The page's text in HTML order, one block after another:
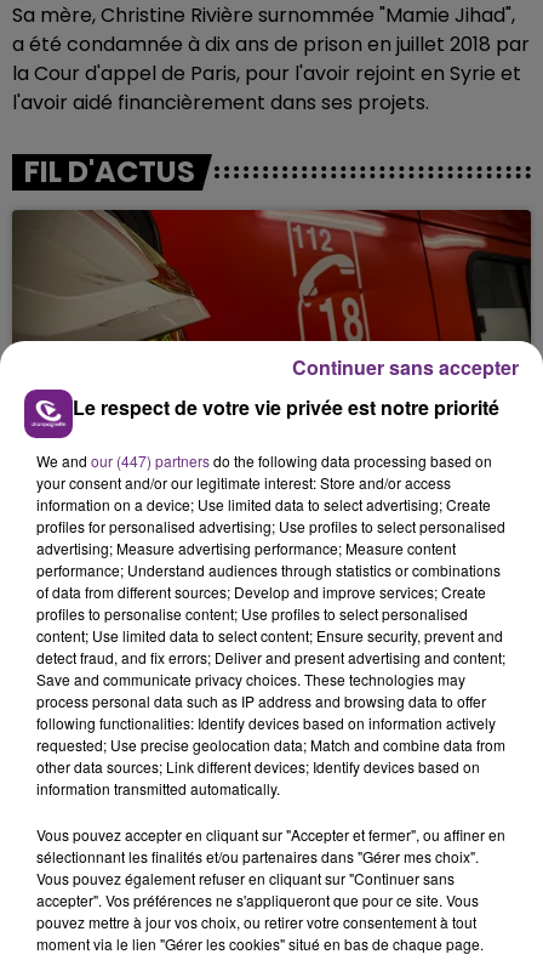
Sa mère, Christine Rivière surnommée "Mamie Jihad",
a été condamnée à dix ans de prison en juillet 2018 par
la Cour d'appel de Paris, pour l'avoir rejoint en Syrie et
l'avoir aidé financièrement dans ses projets.
FIL D'ACTUS
UN FEU DE REMORQUE BLOQUE LA
CIRCULATION DANS LES ARDENNES
Un feu de remorque s'est déclaré ce mercredi en
fin de matinée sur l'A34.
VENEZ FÊTER CE WEEK-END
L'ANNIVERSAIRE DE WOINIC
Ce samedi 8 août sera un grand jour :
l'anniversaire du plus gros sanglier du monde.
Une fête est donc organisée et vous êtes tous
conviés !
TITRES DIFFUSÉS
14h37
14h37 14h33
14h33
Le respect de votre vie privée est notre priorité
We and our (447) partnersdo the following data processing based on
your consent and/or our legitimate interest: Store and/or access
information on a device; Use limited data to select advertising; Create
profiles for personalised advertising; Use profiles to select personalised
advertising; Measure advertising performance; Measure content
performance; Understand audiences through statistics or combinations
of data from different sources; Develop and improve services; Create
profiles to personalise content; Use profiles to select personalised
content; Use limited data to select content; Ensure security, prevent and
detect fraud, and fix errors; Deliver and present advertising and content;
Save and communicate privacy choices. These technologies may
process personal data such as IP address and browsing data to offer
following functionalities: Identify devices based on information actively
requested; Use precise geolocation data; Match and combine data from
other data sources; Link different devices; Identify devices based on
information transmitted automatically.
Vous pouvez accepter en cliquant sur "Accepter et fermer", ou affiner en
sélectionnant les finalités et/ou partenaires dans "Gérer mes choix".
Vous pouvez également refuser en cliquant sur "Continuer sans
accepter". Vos préférences ne s'appliqueront que pour ce site. Vous
pouvez mettre à jour vos choix, ou retirer votre consentement à tout
moment via le lien "Gérer les cookies" situé en bas de chaque page.
Continuer sans accepter